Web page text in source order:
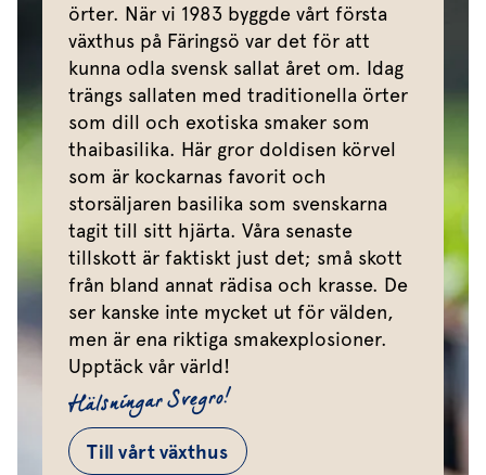
örter. När vi 1983 byggde vårt första
växthus på Färingsö var det för att
kunna odla svensk sallat året om. Idag
trängs sallaten med traditionella örter
som dill och exotiska smaker som
thaibasilika. Här gror doldisen körvel
som är kockarnas favorit och
storsäljaren basilika som svenskarna
tagit till sitt hjärta. Våra senaste
tillskott är faktiskt just det; små skott
från bland annat rädisa och krasse. De
ser kanske inte mycket ut för välden,
men är ena riktiga smakexplosioner.
Upptäck vår värld!
Hälsningar Svegro!
Till vårt växthus